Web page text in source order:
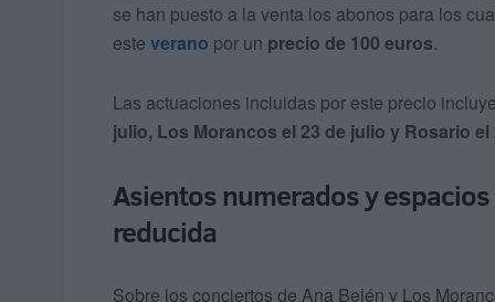
se han puesto a la venta los abonos para los
este verano por un precio de 100 euros.
Las actuaciones incluidas por este precio
julio, Los Morancos el 23 de julio y Rosario el
Asientos numerados y
reducida
Sobre los conciertos de Ana Belén y Los